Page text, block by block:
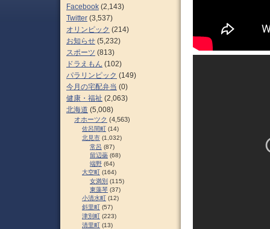
Facebook (2,143)
Twitter (3,537)
オリンピック (214)
お知らせ (5,232)
スポーツ (813)
ドラえもん (102)
パラリンピック (149)
今月の宅配弁当 (0)
健康・福祉 (2,063)
北海道 (5,008)
オホーツク (4,563)
佐呂間町 (14)
北見市 (1,032)
常呂 (87)
留辺蘂 (68)
端野 (64)
大空町 (164)
女満別 (115)
東藻琴 (37)
小清水町 (12)
斜里町 (57)
津別町 (223)
清里町 (13)